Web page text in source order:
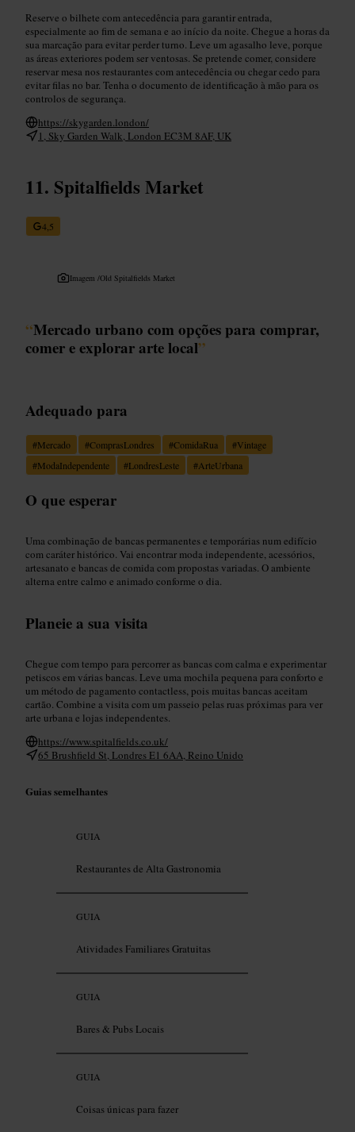
Reserve o bilhete com antecedência para garantir entrada,
especialmente ao fim de semana e ao início da noite. Chegue a horas da
sua marcação para evitar perder turno. Leve um agasalho leve, porque
as áreas exteriores podem ser ventosas. Se pretende comer, considere
reservar mesa nos restaurantes com antecedência ou chegar cedo para
evitar filas no bar. Tenha o documento de identificação à mão para os
controlos de segurança.
https://skygarden.london/
1, Sky Garden Walk, London EC3M 8AF, UK
Spitalfields Market
4,5
Imagem /Old Spitalfields Market
“Mercado urbano com opções para comprar,
comer e explorar arte local”
Adequado para
#Mercado #ComprasLondres #ComidaRua #Vintage
#ModaIndependente #LondresLeste #ArteUrbana
O que esperar
Uma combinação de bancas permanentes e temporárias num edifício
com caráter histórico. Vai encontrar moda independente, acessórios,
artesanato e bancas de comida com propostas variadas. O ambiente
alterna entre calmo e animado conforme o dia.
Planeie a sua visita
Chegue com tempo para percorrer as bancas com calma e experimentar
petiscos em várias bancas. Leve uma mochila pequena para conforto e
um método de pagamento contactless, pois muitas bancas aceitam
cartão. Combine a visita com um passeio pelas ruas próximas para ver
arte urbana e lojas independentes.
https://www.spitalfields.co.uk/
65 Brushfield St, Londres E1 6AA, Reino Unido
Guias semelhantes
GUIA
Restaurantes de Alta Gastronomia
GUIA
Atividades Familiares Gratuitas
GUIA
Bares & Pubs Locais
GUIA
Coisas únicas para fazer